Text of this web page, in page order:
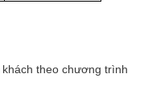
theo chương trình